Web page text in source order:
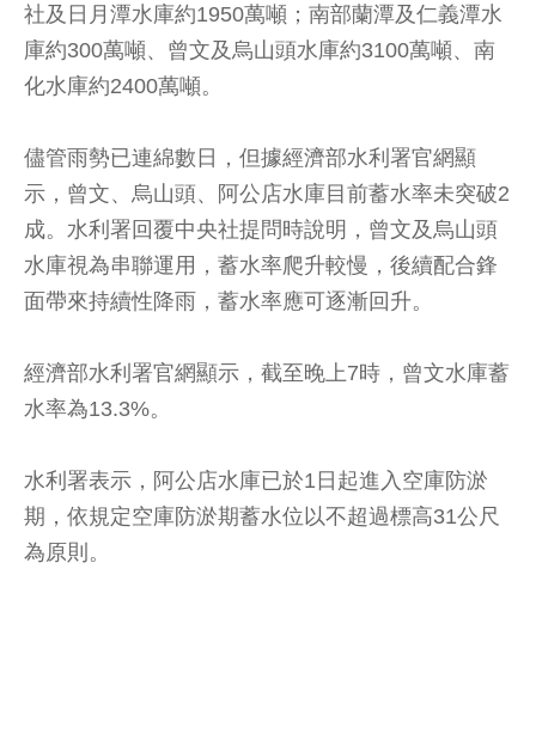
社及日月潭水庫約1950萬噸；南部蘭潭及仁義潭水
庫約300萬噸、曾文及烏山頭水庫約3100萬噸、南
化水庫約2400萬噸。
儘管雨勢已連綿數日，但據經濟部水利署官網顯
示，曾文、烏山頭、阿公店水庫目前蓄水率未突破2
成。水利署回覆中央社提問時說明，曾文及烏山頭
水庫視為串聯運用，蓄水率爬升較慢，後續配合鋒
面帶來持續性降雨，蓄水率應可逐漸回升。
經濟部水利署官網顯示，截至晚上7時，曾文水庫蓄
水率為13.3%。
水利署表示，阿公店水庫已於1日起進入空庫防淤
期，依規定空庫防淤期蓄水位以不超過標高31公尺
為原則。